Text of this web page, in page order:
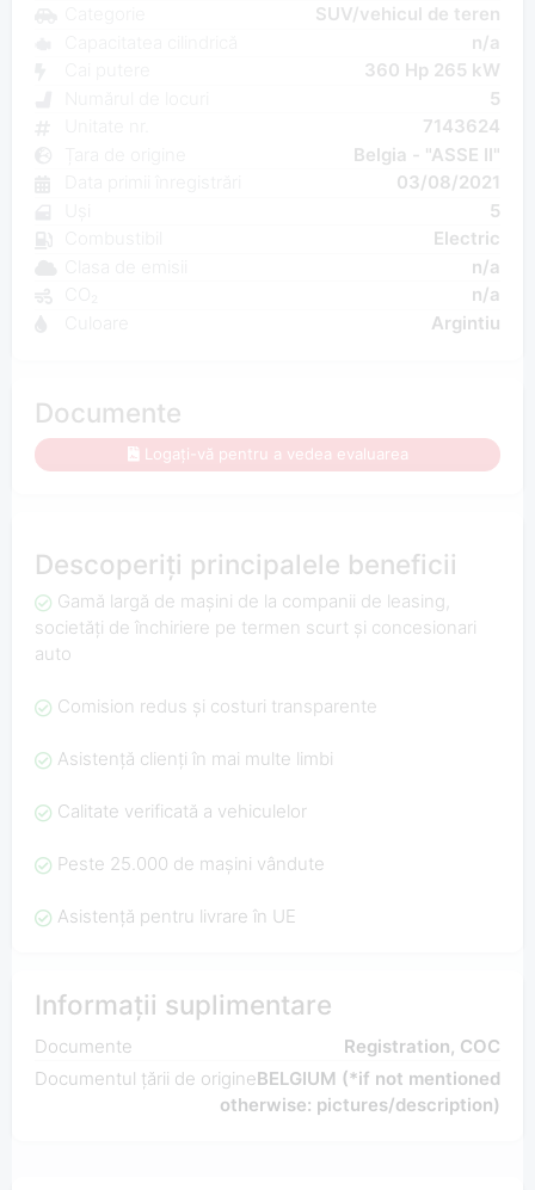
SUV/vehicul de teren
n/a
360 Hp 265 kW
5
7143624
Belgia - "ASSE II"
03/08/2021
5
Electric
n/a
n/a
Argintiu
Documente
Logați-vă pentru a vedea evaluarea
Descoperiți principalele beneficii
Gamă largă de mașini de la companii de leasing,
societăți de închiriere pe termen scurt și concesionari
auto
Comision redus și costuri transparente
Asistență clienți în mai multe limbi
Calitate verificată a vehiculelor
Peste 25.000 de mașini vândute
Asistență pentru livrare în UE
Informații suplimentare
Documente
Registration, COC
Documentul țării de origineBELGIUM (*if not mentioned
otherwise: pictures/description)